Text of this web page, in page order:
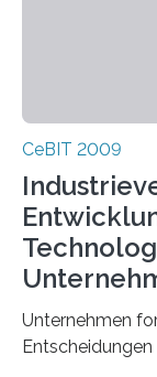
CeBIT 2009
Unternehmen